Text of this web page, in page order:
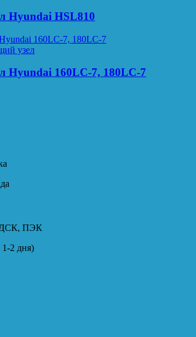
Hyundai HSL810
узел
Hyundai 160LC-7, 180LC-7
ПЭК
2 дня)